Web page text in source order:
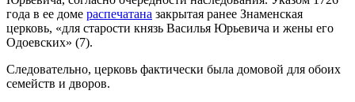
года в ее доме распечатана закрытая ранее Знаменская
церковь, «для старости князь Василья Юрьевича и жены его
Одоевских» (7).
Следовательно, церковь фактически была домовой для обоих
семейств и дворов.